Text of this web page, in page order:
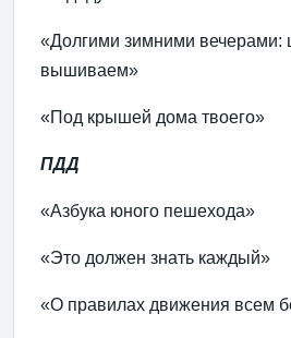
«Долгими зимними
вышиваем»
«Под крышей дома твоего»
ПДД
«Азбука юного пешехода»
«Это должен знать каждый»
«О правилах движения всем